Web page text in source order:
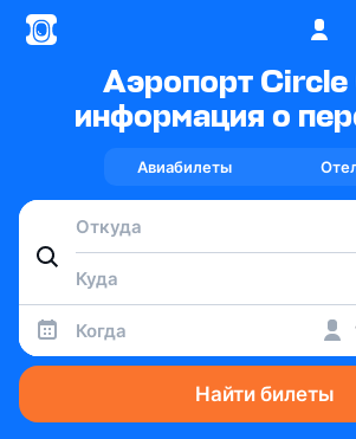
Аэропорт
информация о
Авиабилеты
Когда
Найти билеты